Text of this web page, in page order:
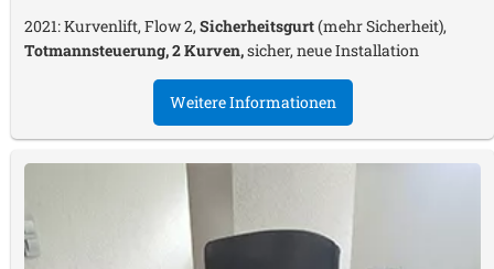
2021: Kurvenlift, Flow 2, Sicherheitsgurt(mehr Sicherheit),
Totmannsteuerung, 2 Kurven,sicher, neue Installation
Weitere Informationen